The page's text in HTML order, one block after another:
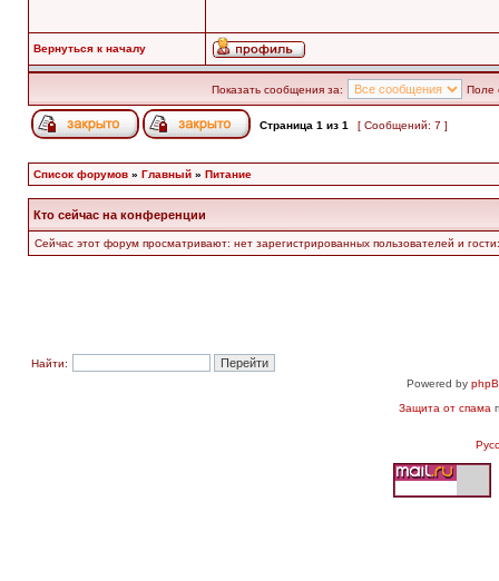
Вернуться к началу
Показать сообщения за: Поле
Страница 1 из 1 [ Сообщений: 7 ]
Список форумов » Главный » Питание
Кто сейчас на конференции
Сейчас этот форум просматривают: нет зарегистрированных пользователей и
Найти:
Powered by
Защита от спама